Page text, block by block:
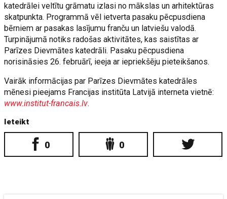
katedrālei veltītu grāmatu izlasi no mākslas un arhitektūras
skatpunkta. Programmā vēl ietverta pasaku pēcpusdiena
bērniem ar pasakas lasījumu franču un latviešu valodā.
Turpinājumā notiks radošas aktivitātes, kas saistītas ar
Parīzes Dievmātes katedrāli. Pasaku pēcpusdiena
norisināsies 26. februārī, ieeja ar iepriekšēju pieteikšanos.
Vairāk informācijas par Parīzes Dievmātes katedrāles
mēnesi pieejams Francijas institūta Latvijā interneta vietnē:
www.institut-francais.lv.
Ieteikt
0 0